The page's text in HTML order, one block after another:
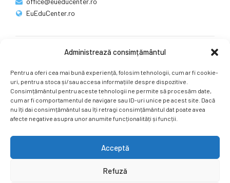
Administrează consimțământul
Pentru a oferi cea mai bună experiență, folosim tehnologii, cum ar fi cookie-
uri, pentru a stoca și/sau accesa informațiile despre dispozitive.
Consimțământul pentru aceste tehnologii ne permite să procesăm date,
cum ar fi comportamentul de navigare sau ID-uri unice pe acest site. Dacă
nu îți dai consimțământul sau îți retragi consimțământul dat poate avea
afecte negative asupra unor anumite funcționalități și funcții.
Acceptă
Refuză
EuEduCenter.ro
Ne puteți găsi și pe rețelele sociale.